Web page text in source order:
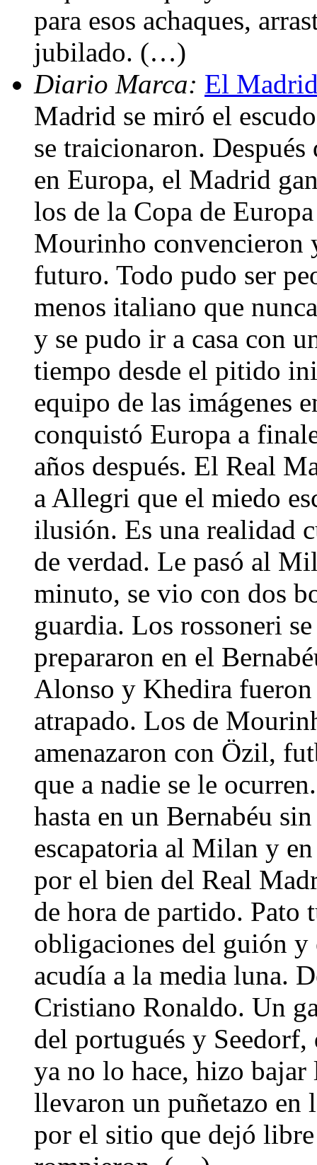
para esos achaques,
jubilado. (…)
Diario Marca: El
Madrid se miró el
se traicionaron. Después
en Europa, el Madrid
los de la Copa de
Mourinho convencieron
futuro. Todo pudo ser
menos italiano que
y se pudo ir a casa con
tiempo desde el pitido
equipo de las imágenes
conquistó Europa a
años después. El Real
a Allegri que el miedo
ilusión. Es una realidad
de verdad. Le pasó al
minuto, se vio con dos
guardia. Los rossoneri
prepararon en el
Alonso y Khedira
atrapado. Los de
amenazaron con Özil,
que a nadie se le
hasta en un Bernabéu
escapatoria al Milan y
por el bien del Real
de hora de partido. Pato
obligaciones del guión
acudía a la media luna.
Cristiano Ronaldo. Un
del portugués y
ya no lo hace, hizo bajar
llevaron un puñetazo en
por el sitio que dejó libre